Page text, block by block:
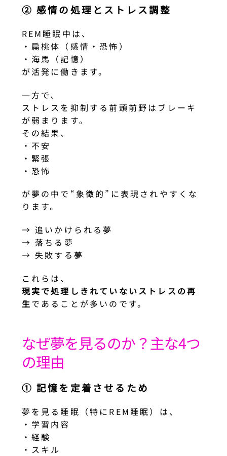
② 感情の処理とストレス調整
REM睡眠中は、
・扁桃体（感情・恐怖）
・海馬（記憶）
が活発に働きます。
一方で、
ストレスを抑制する前頭前野はブレーキ
が弱まります。
その結果、
・不安
・緊張
・恐怖
が夢の中で“象徴的”に表現されやすくな
ります。
→ 追いかけられる夢
→ 落ちる夢
→ 失敗する夢
これらは、
現実で処理しきれていないストレスの再
生であることが多いのです。
なぜ夢を見るのか？主な4つ
の理由
① 記憶を定着させるため
夢を見る睡眠（特にREM睡眠）は、
・学習内容
・経験
・スキル